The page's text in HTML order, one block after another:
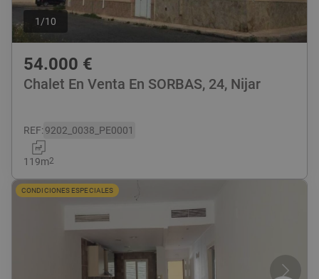
1 /10
54.000 €
Chalet En Venta En SORBAS, 24, Nijar
REF:9202_0038_PE0001
119m2
CONDICIONES ESPECIALES